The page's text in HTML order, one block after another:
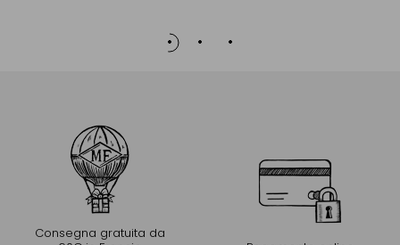
Consegna gratuita da